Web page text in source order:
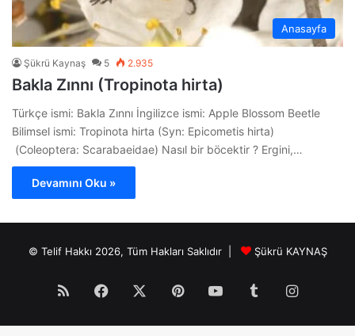
Anasayfa
Şükrü Kaynaş 5 2.935
Bakla Zınnı (Tropinota hirta)
Türkçe ismi: Bakla Zınnı İngilizce ismi: Apple Blossom Beetle
Bilimsel ismi: Tropinota hirta (Syn: Epicometis hirta)
(Coleoptera: Scarabaeidae) Nasıl bir böcektir ? Ergini,…
Devamını Oku »
© Telif Hakkı 2026, Tüm Hakları Saklıdır | Şükrü KAYNAŞ
RSS Facebook PinterestYouTubeTumblr